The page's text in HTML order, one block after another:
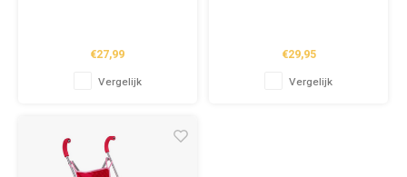
€27,99
Vergelijk
€29,95
Vergelijk